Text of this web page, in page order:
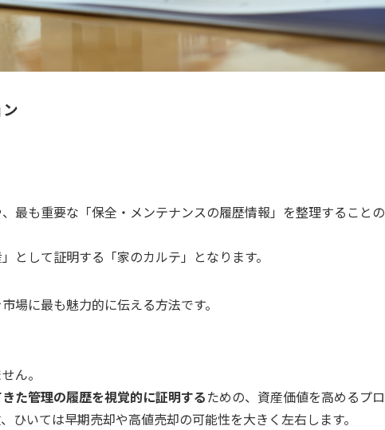
最も重要な「保全・メンテナンスの履歴情報」を整理することの
として証明する「家のカルテ」となります。
場に最も魅力的に伝える方法です。
ん。
た管理の履歴を視覚的に証明するための、資産価値を高めるプロ
いては早期売却や高値売却の可能性を大きく左右します。